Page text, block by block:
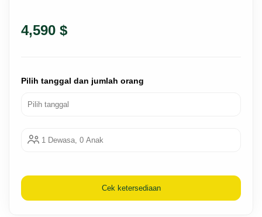
4,590 $
Pilih tanggal dan jumlah orang
1 Dewasa, 0 Anak
Cek ketersediaan